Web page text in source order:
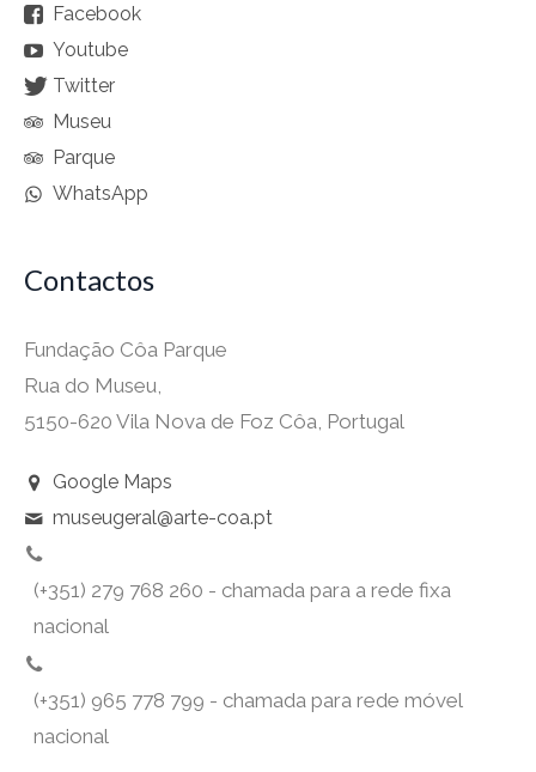
Facebook
Youtube
Twitter
Museu
Parque
WhatsApp
Contactos
Fundação Côa Parque
Rua do Museu,
5150-620 Vila Nova de Foz Côa, Portugal
Google Maps
museugeral@arte-coa.pt
(+351) 279 768 260 - chamada para a rede fixa
nacional
(+351) 965 778 799 - chamada para rede móvel
nacional